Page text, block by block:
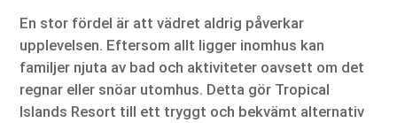
En stor fördel är att vädret aldrig påverkar
upplevelsen. Eftersom allt ligger inomhus kan
familjer njuta av bad och aktiviteter oavsett om det
regnar eller snöar utomhus. Detta gör Tropical
Islands Resort till ett tryggt och bekvämt alternativ